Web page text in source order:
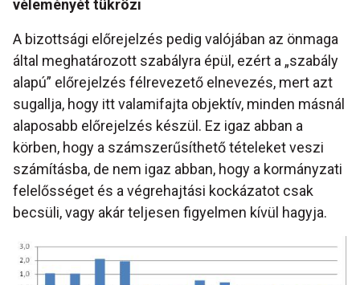
véleményét tükrözi
A bizottsági előrejelzés pedig valójában az önmaga
által meghatározott szabályra épül, ezért a „szabály
alapú” előrejelzés félrevezető elnevezés, mert azt
sugallja, hogy itt valamifajta objektív, minden másnál
alaposabb előrejelzés készül. Ez igaz abban a
körben, hogy a számszerűsíthető tételeket veszi
számításba, de nem igaz abban, hogy a kormányzati
felelősséget és a végrehajtási kockázatot csak
becsüli, vagy akár teljesen figyelmen kívül hagyja.